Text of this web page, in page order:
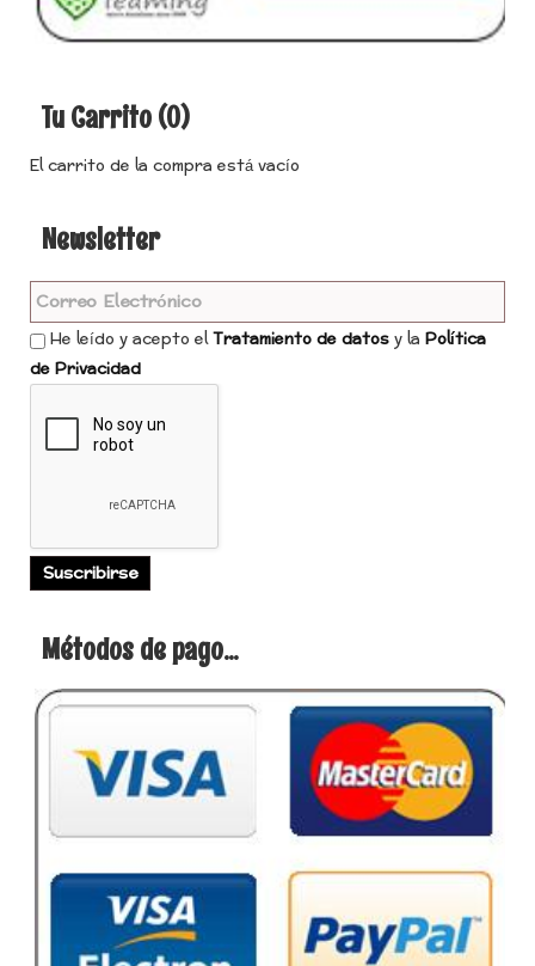
Tu Carrito (0)
El carrito de la compra está vacío
Newsletter
He leído y acepto elTratamiento de datosy la Política
de Privacidad
Métodos de pago...